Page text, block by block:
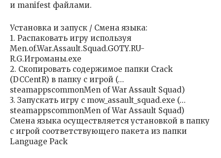
и manifest файлами.
Установка и запуск / Смена языка:
1. Распаковать игру используя
Men.of.War.Assault.Squad.GOTY.RU-
R.G.Игроманы.exe
2. Скопировать содержимое папки Crack
(DCCentR) в папку с игрой (…
steamappscommonMen of War Assault Squad)
3. Запускать игру с mow_assault_squad.exe (…
steamappscommonMen of War Assault Squad)
Смена языка осуществляется установкой в папку
с игрой соответствующего пакета из папки
Language Pack